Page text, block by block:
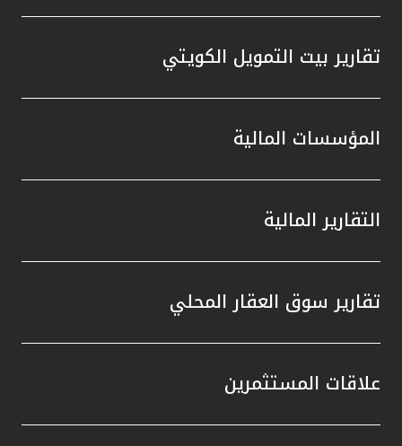
تقارير بيت التمويل الكويتي
المؤسسات المالية
التقارير المالية
تقارير سوق العقار المحلي
علاقات المستثمرين